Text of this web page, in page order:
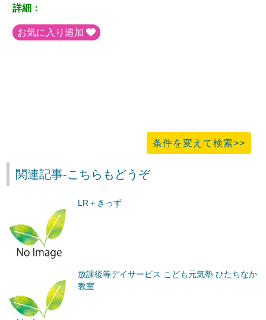
詳細：
お気に入り追加
条件を変えて検索>>
関連記事-こちらもどうぞ
LR＋きっず
放課後等デイサービス こども元気塾 ひたちなか
教室